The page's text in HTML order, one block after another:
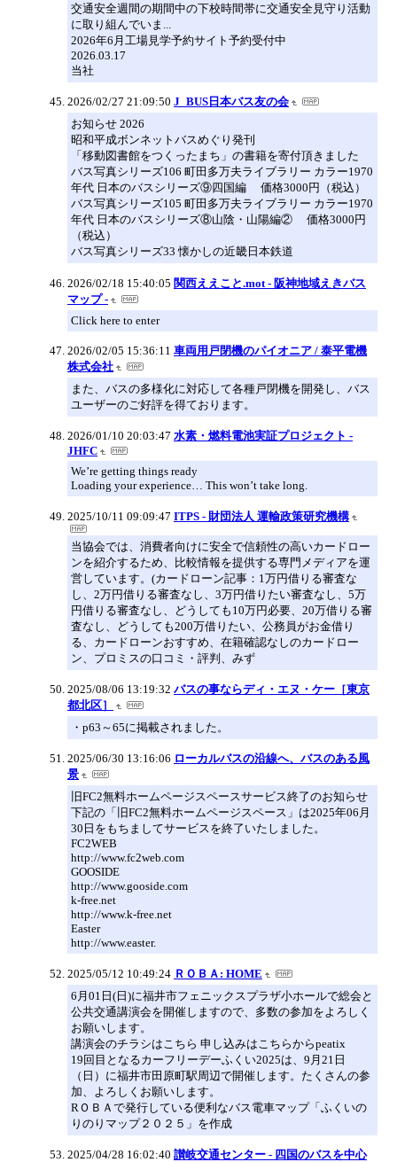
交通安全週間の期間中の下校時間帯に交通安全見守り活動
に取り組んでいま...
2026年6月工場見学予約サイト予約受付中
2026.03.17
当社
2026/02/27 21:09:50 J_BUS日本バス友の会
お知らせ 2026
昭和平成ボンネットバスめぐり発刊
「移動図書館をつくったまち」の書籍を寄付頂きました
バス写真シリーズ106 町田多万夫ライブラリー カラー1970
年代 日本のバスシリーズ⑨四国編 価格3000円（税込）
バス写真シリーズ105 町田多万夫ライブラリー カラー1970
年代 日本のバスシリーズ⑧山陰・山陽編② 価格3000円
（税込）
バス写真シリーズ33 懐かしの近畿日本鉄道
2026/02/18 15:40:05 関西ええこと.mot - 阪神地域えきバス
マップ -
Click here to enter
2026/02/05 15:36:11 車両用戸閉機のパイオニア / 泰平電機
株式会社
また、バスの多様化に対応して各種戸閉機を開発し、バス
ユーザーのご好評を得ております。
2026/01/10 20:03:47 水素・燃料電池実証プロジェクト -
JHFC
We’re getting things ready
Loading your experience… This won’t take long.
2025/10/11 09:09:47 ITPS - 財団法人 運輸政策研究機構
当協会では、消費者向けに安全で信頼性の高いカードロー
ンを紹介するため、比較情報を提供する専門メディアを運
営しています。(カードローン記事：1万円借りる審査な
し、2万円借りる審査なし、3万円借りたい審査なし、5万
円借りる審査なし、どうしても10万円必要、20万借りる審
査なし、どうしても200万借りたい、公務員がお金借り
る、カードローンおすすめ、在籍確認なしのカードロー
ン、プロミスの口コミ・評判、みず
2025/08/06 13:19:32 バスの事ならディ・エヌ・ケー［東京
都北区］
・p63～65に掲載されました。
2025/06/30 13:16:06 ローカルバスの沿線へ、バスのある風
景
旧FC2無料ホームページスペースサービス終了のお知らせ
下記の「旧FC2無料ホームページスペース」は2025年06月
30日をもちましてサービスを終了いたしました。
FC2WEB
http://www.fc2web.com
GOOSIDE
http://www.gooside.com
k-free.net
http://www.k-free.net
Easter
http://www.easter.
2025/05/12 10:49:24 ＲＯＢＡ: HOME
6月01日(日)に福井市フェニックスプラザ小ホールで総会と
公共交通講演会を開催しますので、多数の参加をよろしく
お願いします。
講演会のチラシはこちら 申し込みはこちらからpeatix
19回目となるカーフリーデーふくい2025は、9月21日
（日）に福井市田原町駅周辺で開催します。たくさんの参
加、よろしくお願いします。
RＯＢＡで発行している便利なバス電車マップ「ふくいの
りのりマップ２０２５」を作成
2025/04/28 16:02:40 讃岐交通センター - 四国のバスを中心